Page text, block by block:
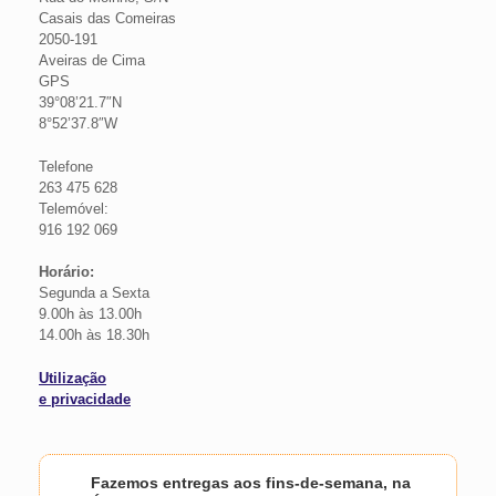
Casais das Comeiras
2050-191
Aveiras de Cima
GPS
39°08’21.7″N
8°52’37.8″W
Telefone
263 475 628
Telemóvel:
916 192 069
Horário:
Segunda a Sexta
9.00h às 13.00h
14.00h às 18.30h
Utilização
e privacidade
Fazemos entregas aos fins-de-semana, na